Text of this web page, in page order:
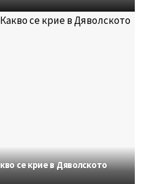
се крие в Дяволското